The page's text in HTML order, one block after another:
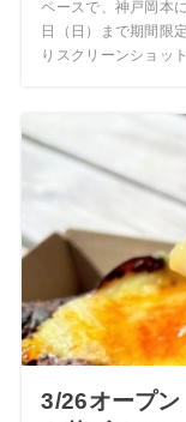
ペースで、神戸岡本
日（日）まで期間限
りスクリーンショッ
3/26オープ